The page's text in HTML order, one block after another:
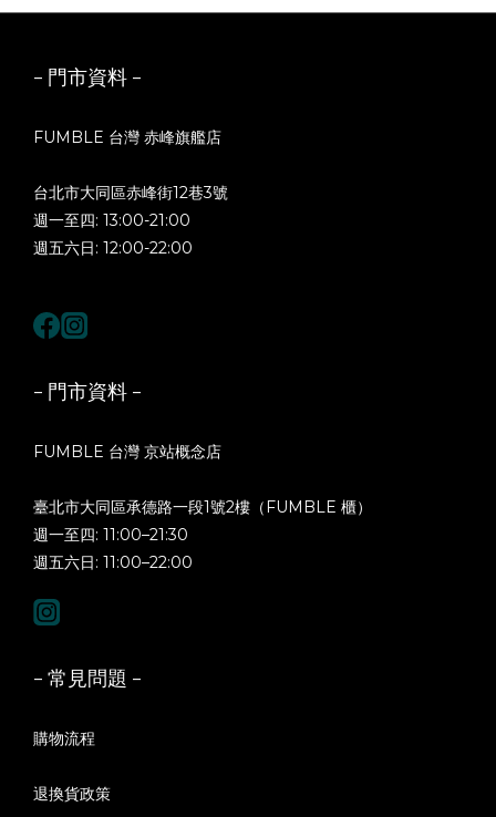
- 門市資料 -
FUMBLE 台灣 赤峰旗艦店
台北市大同區赤峰街12巷3號
週一至四: 13:00-21:00
週五六日: 12:00-22:00
- 門市資料 -
FUMBLE 台灣 京站概念店
臺北市大同區承德路一段1號2樓（FUMBLE 櫃）
週一至四: 11:00–21:30
週五六日: 11:00–22:00
- 常見問題 -
購物流程
退換貨政策